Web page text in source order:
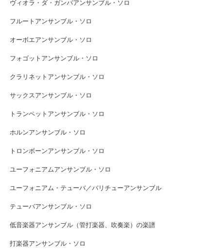
ヴィオラ・ダ・ガンバアンサンブル・ソロ
フルートアンサンブル・ソロ
オーボエアンサンブル・ソロ
フォゴットアンサンブル・ソロ
クラリネットアンサンブル・ソロ
サックスアンサンブル・ソロ
トランペットアンサンブル・ソロ
ホルンアンサンブル・ソロ
トロンボーンアンサンブル・ソロ
ユーフォニアムアンサンブル・ソロ
ユーフォニアム・テューバ／バリチューアンサンブル
テューバアンサンブル・ソロ
低音楽器アンサンブル（管打楽器、吹奏楽）の楽譜
打楽器アンサンブル・ソロ